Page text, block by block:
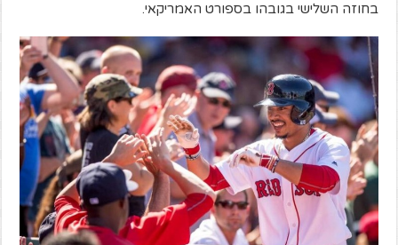
בחוזה השלישי בגובהו בספורט האמריקאי.